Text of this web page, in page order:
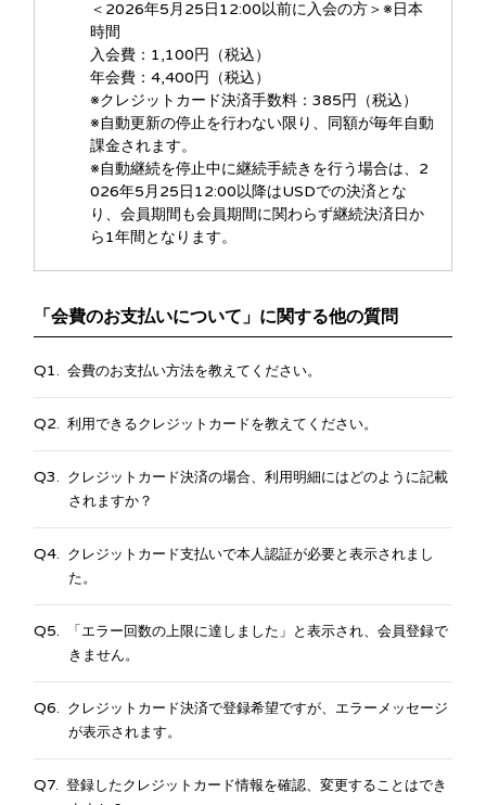
＜2026年5月25日12:00以前に入会の方＞※日本
時間
入会費：1,100円（税込）
年会費：4,400円（税込）
※クレジットカード決済手数料：385円（税込）
※自動更新の停止を行わない限り、同額が毎年自動
課金されます。
※自動継続を停止中に継続手続きを行う場合は、2
026年5月25日12:00以降はUSDでの決済とな
り、会員期間も会員期間に関わらず継続決済日か
ら1年間となります。
「会費のお支払いについて」に関する他の質問
会費のお支払い方法を教えてください。
利用できるクレジットカードを教えてください。
クレジットカード決済の場合、利用明細にはどのように記載
されますか？
クレジットカード支払いで本人認証が必要と表示されまし
た。
「エラー回数の上限に達しました」と表示され、会員登録で
きません。
クレジットカード決済で登録希望ですが、エラーメッセージ
が表示されます。
登録したクレジットカード情報を確認、変更することはでき